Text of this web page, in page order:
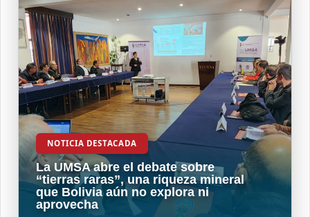
NOTICIA DESTACADA
La UMSA abre el debate sobre
“tierras raras”, una riqueza mineral
que Bolivia aún no explora ni
aprovecha